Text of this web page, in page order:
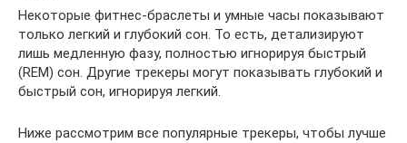
Некоторые фитнес-браслеты и умные часы показывают
только легкий и глубокий сон. То есть, детализируют
лишь медленную фазу, полностью игнорируя быстрый
(REM) сон. Другие трекеры могут показывать глубокий и
быстрый сон, игнорируя легкий.
Ниже рассмотрим все популярные трекеры, чтобы лучше